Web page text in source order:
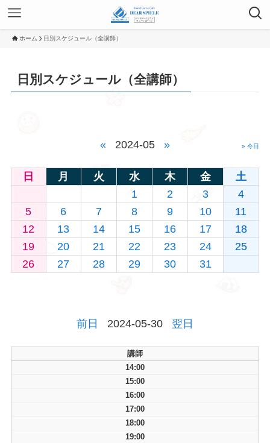
ホーム 日別スケジュール（全講師）
日別スケジュール（全講師）
« 2024-05 » » 今日
日 月 火 水 木 金
土
1
2 3
4
5
6 7 8 9 10
11
12
13 14 15 16 17
18
19
20 21 22 23 24
25
26
27 28 29 30 31
前日 2024-05-30 翌日
講師
14:00
15:00
16:00
17:00
18:00
19:00